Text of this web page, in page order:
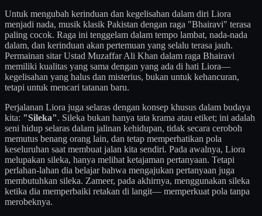
Untuk mengubah kerinduan dan kegelisahan dalam diri Liora
menjadi nada, musik klasik Pakistan dengan raga "Bhairavi" terasa
paling cocok. Raga ini tenggelam dalam tempo lambat, nada-nada
dalam, dan kerinduan akan pertemuan yang selalu terasa jauh.
Permainan sitar Ustad Muzaffar Ali Khan dalam raga Bhairavi
memiliki kualitas yang sama dengan yang ada di hati Liora—
kegelisahan yang halus dan misterius, bukan untuk kehancuran,
tetapi untuk mencari tatanan baru.
Perjalanan Liora juga selaras dengan konsep khusus dalam budaya
kita: "Sileka". Sileka bukan hanya tata krama atau etiket; ini adalah
seni hidup selaras dalam jalinan kehidupan, tidak secara ceroboh
memutus benang orang lain, dan tetap memperhatikan pola
keseluruhan saat membuat jalan kita sendiri. Pada awalnya, Liora
melupakan sileka, hanya melihat ketajaman pertanyaan. Tetapi
perlahan-lahan dia belajar bahwa mengajukan pertanyaan juga
membutuhkan sileka. Zameer, pada akhirnya, menggunakan sileka
ketika dia memperbaiki retakan di langit— memperkuat pola tanpa
merobeknya.